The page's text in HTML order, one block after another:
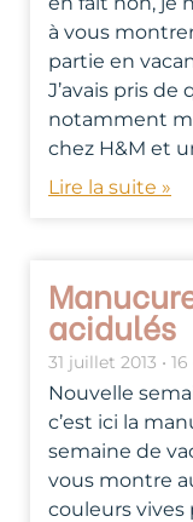
à vous
partie en
J’avais pris
notamment
chez H&M et
Lire la suite »
acidulés
31 juillet 2013
Nouvelle
c’est ici la
semaine de
vous montre
couleurs